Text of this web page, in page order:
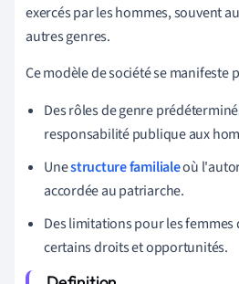
exercés par les hommes, souvent
autres genres.
Ce modèle de société se manifeste
Des rôles de genre
responsabilité publique aux
Unestructure familialeoù
accordée au patriarche.
Des limitations pour les femmes
certains droits et opportunités.